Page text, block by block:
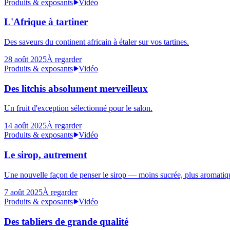
Produits & exposants Vidéo
L'Afrique à tartiner
Des saveurs du continent africain à étaler sur vos tartines.
28 août 2025À regarder
Produits & exposants
Vidéo
Des litchis absolument merveilleux
Un fruit d'exception sélectionné pour le salon.
14 août 2025À regarder
Produits & exposants
Vidéo
Le sirop, autrement
Une nouvelle façon de penser le sirop — moins sucrée, plus
7 août 2025À regarder
Produits & exposants
Vidéo
Des tabliers de grande qualité